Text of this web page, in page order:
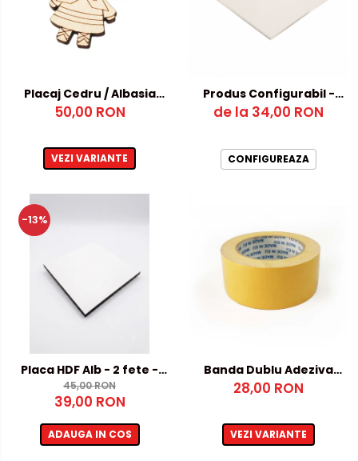
Placaj Cedru / Albasia
4mm
50,00 RON
VEZI VARIANTE
Produs Configurabil -
dimensiuni atipice
de la 34,00 RON
CONFIGUREAZA
-13%
Placa HDF Alb - 2 fete -
5mm, 500x1000mm
45,00 RON
39,00 RON
ADAUGA IN COS
Banda Dublu Adeziva
50x25m
28,00 RON
VEZI VARIANTE